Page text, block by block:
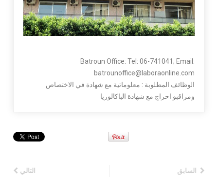
Batroun Office: Tel: 06-741041; Email:
batrounoffice@laboraonline.com
الوظائف المطلوبة : معلوماتية مع شهادة في الاختصاص
ومراقبو احراج مع شهادة الباكالوريا
السابق
التالي